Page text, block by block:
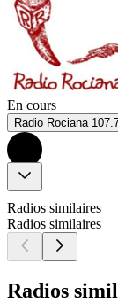
En cours
Radio Rociana
Radios similaires
Radios similaires
Radios